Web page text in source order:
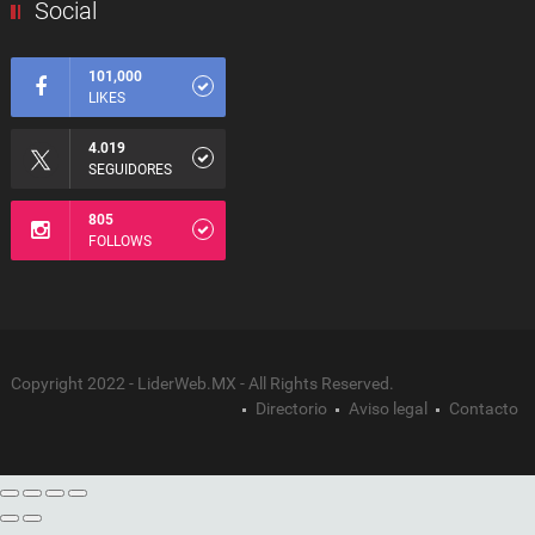
Social
101,000
LIKES
4.019
SEGUIDORES
805
FOLLOWS
Copyright 2022 - LiderWeb.MX - All Rights Reserved.
Directorio
Aviso legal Contacto